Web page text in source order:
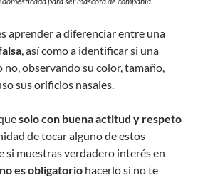
aprender a diferenciar entre una
, así como a identificar si una
no, observando su color, tamaño,
sus orificios nasales.
solo con buena actitud y respeto
de tocar alguno de estos
si muestras verdadero interés en
no es obligatorio hacerlo si no te